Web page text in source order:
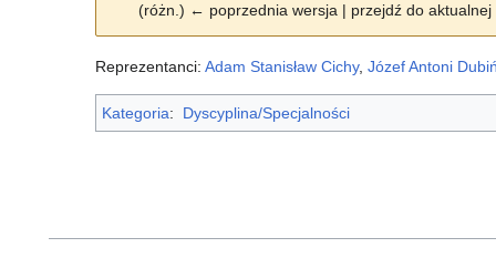
(różn.) ← poprzednia wersja | przejdź do
Reprezentanci: Adam Stanisław Cichy, Józef Antoni
Kategoria: Dyscyplina/Specjalności